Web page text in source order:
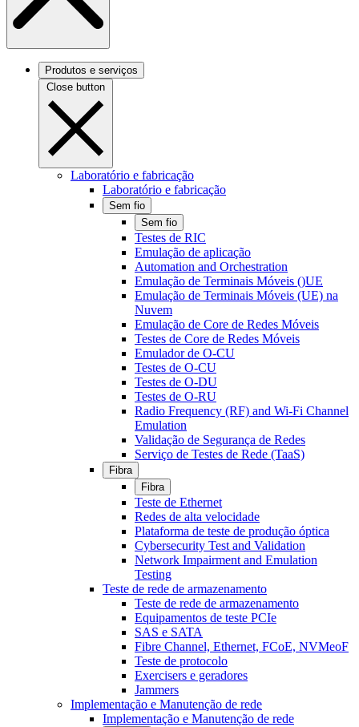
Produtos e serviços
Close button
Laboratório e fabricação
Laboratório e fabricação
Sem fio
Sem fio
Testes de RIC
Emulação de aplicação
Automation and Orchestration
Emulação de Terminais Móveis ()UE
Emulação de Terminais Móveis (UE) na
Nuvem
Emulação de Core de Redes Móveis
Testes de Core de Redes Móveis
Emulador de O-CU
Testes de O-CU
Testes de O-DU
Testes de O-RU
Radio Frequency (RF) and Wi-Fi Channel
Emulation
Validação de Segurança de Redes
Serviço de Testes de Rede (TaaS)
Fibra
Fibra
Teste de Ethernet
Redes de alta velocidade
Plataforma de teste de produção óptica
Cybersecurity Test and Validation
Network Impairment and Emulation
Testing
Teste de rede de armazenamento
Teste de rede de armazenamento
Equipamentos de teste PCIe
SAS e SATA
Fibre Channel, Ethernet, FCoE, NVMeoF
Teste de protocolo
Exercisers e geradores
Jammers
Implementação e Manutenção de rede
Implementação e Manutenção de rede